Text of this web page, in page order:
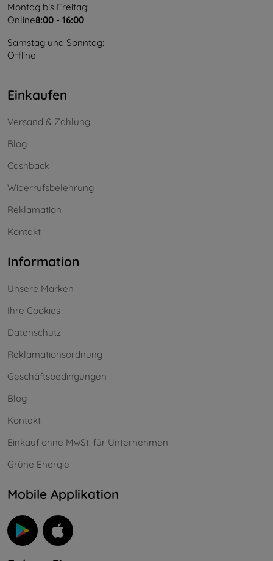
Montag bis Freitag:
Online8:00 - 16:00
Samstag und Sonntag:
Offline
Einkaufen
Versand & Zahlung
Blog
Cashback
Widerrufsbelehrung
Reklamation
Kontakt
Information
Unsere Marken
Ihre Cookies
Datenschutz
Reklamationsordnung
Geschäftsbedingungen
Blog
Kontakt
Einkauf ohne MwSt. für Unternehmen
Grüne Energie
Mobile Applikation